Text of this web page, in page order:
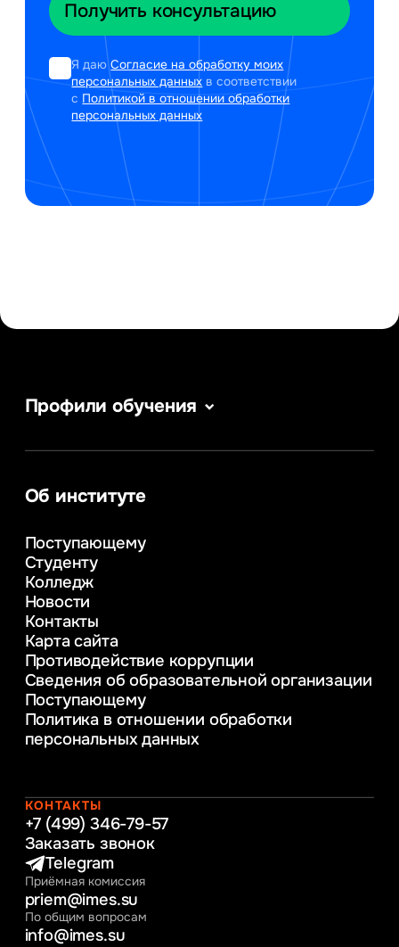
Я даюСогласие на обработку моих
персональных данных в соответствии
с Политикой в отношении обработки
персональных данных
Профили обучения
Сервис в сфере туризма и гостеприимства
Информационные системы и бизнес-
аналитика
деятельности
Психолого-педагогическое
консультирование и медиация
в образовании
Управление инновационным развитием
предприятия
Уголовное право
Информационные технологии в бизнесе
Информационное и программное
обеспечение бизнес процессов
Управление человеческими ресурсами
Интернет-маркетинг
Об институте
Поступающему
Студенту
Колледж
Новости
Контакты
Карта сайта
Противодействие коррупции
Сведения об образовательной организации
Поступающему
Политика в отношении обработки
персональных данных
КОНТАКТЫ
+7 (499) 346-79-57
Заказать звонок
Telegram
Приёмная комиссия
priem@imes.su
По общим вопросам
info@imes.su